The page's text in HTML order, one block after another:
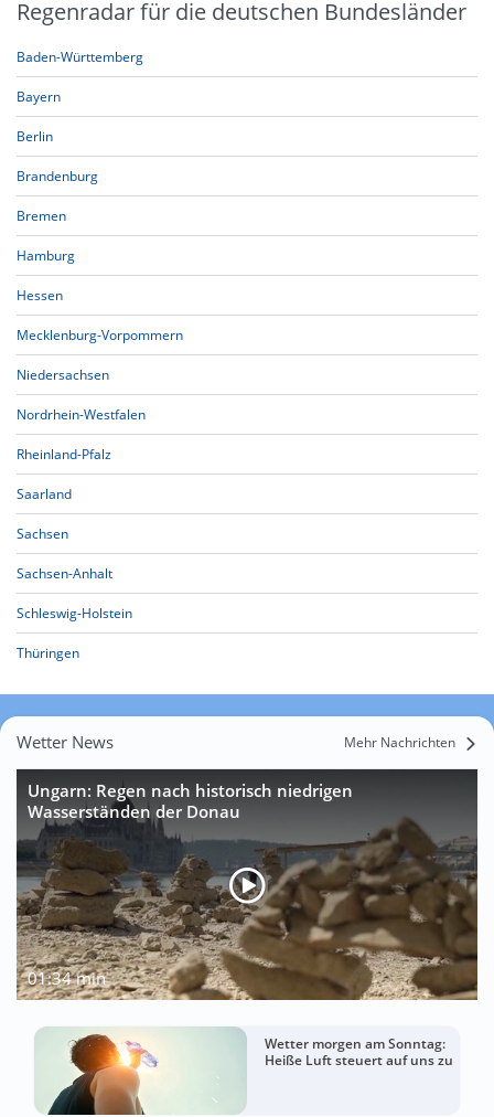
Regenradar für die deutschen Bundesländer
Baden-Württemberg
Bayern
Berlin
Brandenburg
Bremen
Hamburg
Hessen
Mecklenburg-Vorpommern
Niedersachsen
Nordrhein-Westfalen
Rheinland-Pfalz
Saarland
Sachsen
Sachsen-Anhalt
Schleswig-Holstein
Thüringen
Wetter News Mehr Nachrichten
Ungarn: Regen nach historisch niedrigen
Wasserständen der Donau
01:34 min
Wetter morgen am Sonntag:
Heiße Luft steuert auf uns zu